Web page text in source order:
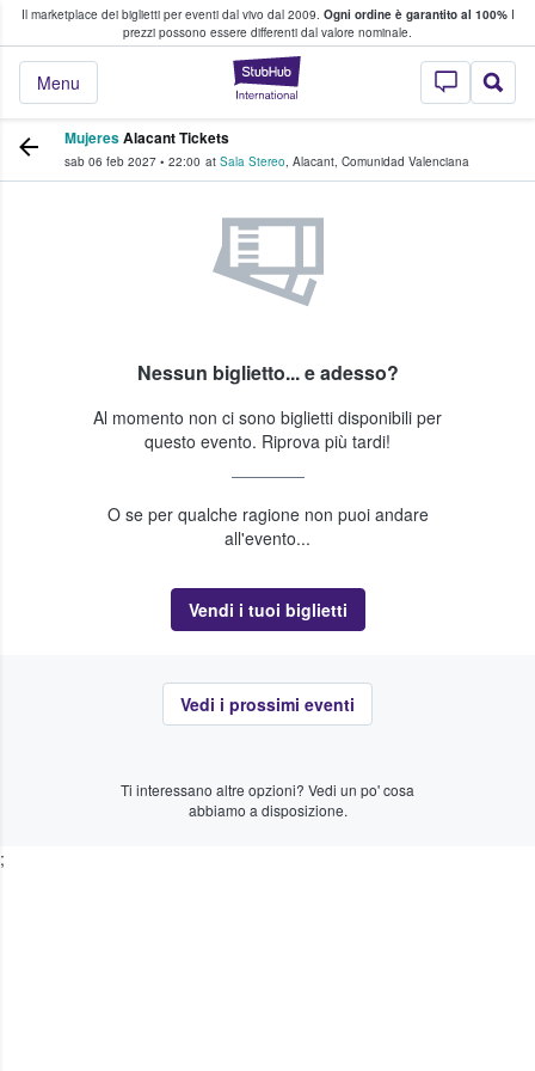
Il marketplace dei biglietti per eventi dal vivo dal 2009. Ogni ordine è garantito al 100%I
prezzi possono essere differenti dal valore nominale.
StubHub - Dove
Menu
fan comprano e vendono biglietti
MujeresAlacant Tickets
sab 06 feb 2027 • 22:00 at Sala Stereo, Alacant, Comunidad Valenciana
Nessun biglietto... e adesso?
Al momento non ci sono biglietti disponibili per
questo evento. Riprova più tardi!
O se per qualche ragione non puoi andare
all'evento...
Vendi i tuoi biglietti
Vedi i prossimi eventi
Ti interessano altre opzioni? Vedi un po' cosa
abbiamo a disposizione.
;